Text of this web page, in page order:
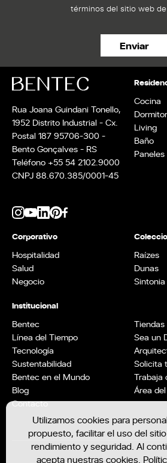
Utilizamos cookies para
propuesto, facilitar el uso del
rendimiento y seguridad. Al
acepta nuestras cookies.
términos del sitio web
Rua Joana Guindani Tonello,
1952 Distrito Industrial - Cx.
Postal 187 95706-300 -
Bento Gonçalves - RS
Teléfono +55 54 2102.9000
CNPJ 88.670.385/0001-45
Cocina
Living
Baño
Paneles
Corporativo
Hospitalidad
Salud
Negocio
Raízes
Dunas
Sintonia
Institucional
Bentec
Línea del Tiempo
Tecnología
Sustentabilidad
Bentec en el Mundo
Blog
Contacto
Tiendas
Sea un
Solicita
Trabaja
Área